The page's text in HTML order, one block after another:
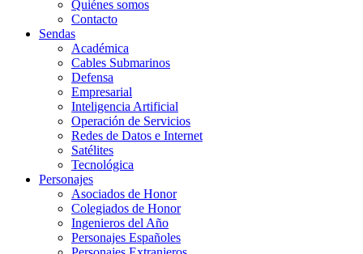
Quiénes somos
Contacto
Sendas
Académica
Cables Submarinos
Defensa
Empresarial
Inteligencia Artificial
Operación de Servicios
Redes de Datos e Internet
Satélites
Tecnológica
Personajes
Asociados de Honor
Colegiados de Honor
Ingenieros del Año
Personajes Españoles